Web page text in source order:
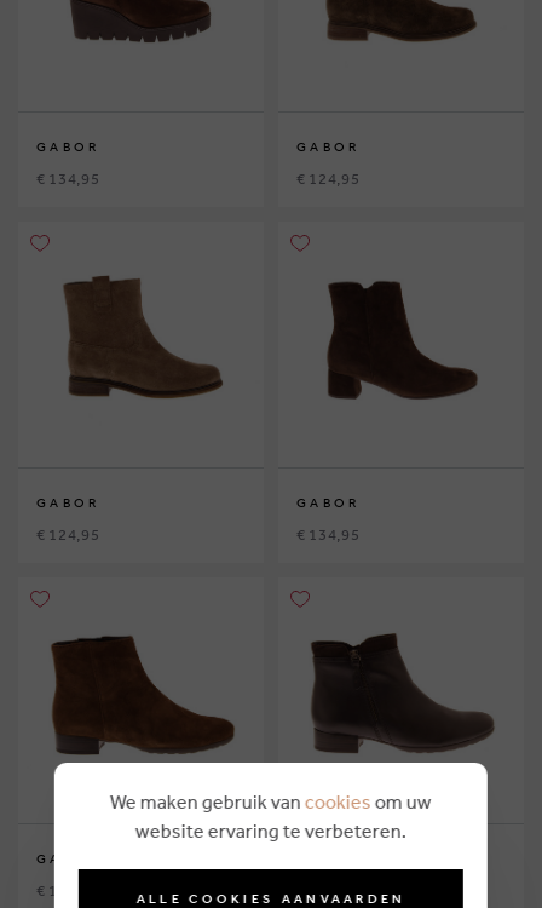
GABOR
€ 134,95
GABOR
€ 124,95
GABOR
€ 124,95
GABOR
€ 134,95
GABOR
€ 124,95 € 124,95
We maken gebruik van cookies om uw
website ervaring te verbeteren.
ALLE COOKIES AANVAARDEN